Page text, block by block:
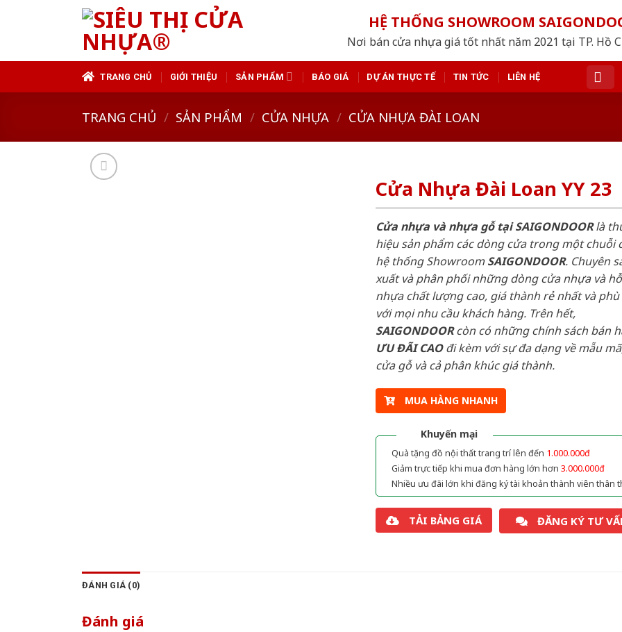
HỆ THỐNG SHOWROOM
Nơi bán cửa nhựa giá tốt nhất năm 2021 tại TP. Hồ
TRANG CHỦ GIỚI THIỆU SẢN PHẨM BÁO GIÁ DỰ ÁN THỰC TẾ TIN TỨC LIÊN HỆ
TRANG CHỦ / SẢN PHẨM / CỬA NHỰA / CỬA NHỰA ĐÀI LOAN
Cửa Nhựa Đài Loan YY 23
Cửa nhựa và nhựa gỗ tại SAIGONDOORlà
hiệu sản phẩm các dòng cửa trong một chuỗi
hệ thống ShowroomSAIGONDOOR. Chuyên
xuất và phân phối những dòng cửa nhựa và
nhựa chất lượng cao, giá thành rẻ nhất và
với mọi nhu cầu khách hàng. Trên hết,
SAIGONDOORcòn có những chính sách bán
ƯU ĐÃI CAOđi kèm với sự đa dạng về mẫu
cửa gỗ và cả phân khúc giá thành.
MUA HÀNG NHANH
Khuyến mại
Quà tặng đồ nội thất trang trí lên đến 1.000.000đ
Giảm trực tiếp khi mua đơn hàng lớn hơn 3.000.000đ
Nhiều ưu đãi lớn khi đăng ký tài khoản thành viên thân
TẢI BẢNG GIÁ ĐĂNG KÝ TƯ
ĐÁNH GIÁ (0)
Đánh giá